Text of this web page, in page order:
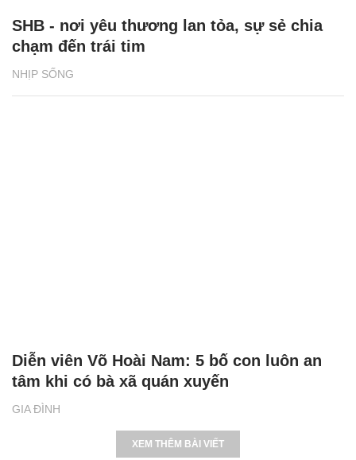
NHỊP SỐNG
SHB - nơi yêu thương lan tỏa, sự sẻ chia
chạm đến trái tim
GIA ĐÌNH
Diễn viên Võ Hoài Nam: 5 bố con luôn an
tâm khi có bà xã quán xuyến
XEM THÊM BÀI VIẾT